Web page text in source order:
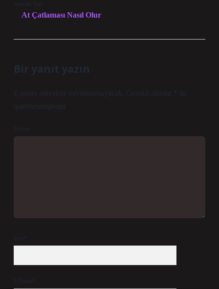
Sonraki Yazı
At Çatlaması Nasıl Olur
Bir yanıt yazın
E-posta adresiniz yayınlanmayacak. Gerekli alanlar
ile
işaretlenmişlerdir
Yorum
İsim*
E-Posta*